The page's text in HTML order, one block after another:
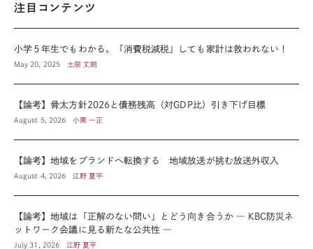
注目コンテンツ
小学５年生でもわかる。「消費税減税」しても家計は救われない！
May 20, 2025 土居 丈朗
【論考】骨太方針2026と債務残高（対GDP比）引き下げ目標
August 5, 2026 小黒 一正
【論考】地域をブランドへ転換する 地域放送が挑む放送外収入
August 4, 2026 江野 夏平
【論考】地域は「正解のない問い」とどう向き合うか ― KBC防災ネ
ットワーク会議に見る新たな公共性 ―
July 31, 2026 江野 夏平